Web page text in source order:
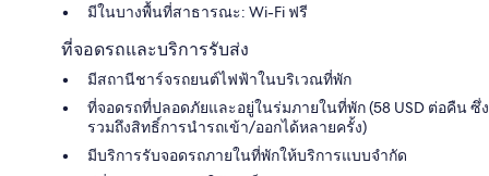
มีในบางพื้นที่สาธารณะ: Wi-Fi ฟรี
ที่จอดรถและบริการรับส่ง
มีสถานีชาร์จรถยนต์ไฟฟ้าในบริเวณที่พัก
ที่จอดรถที่ปลอดภัยและอยู่ในร่มภายในที่พัก (58 USD ต่อคืน ซึ่ง
รวมถึงสิทธิ์การนำรถเข้า/ออกได้หลายครั้ง)
มีบริการรับจอดรถภายในที่พักให้บริการแบบจำกัด